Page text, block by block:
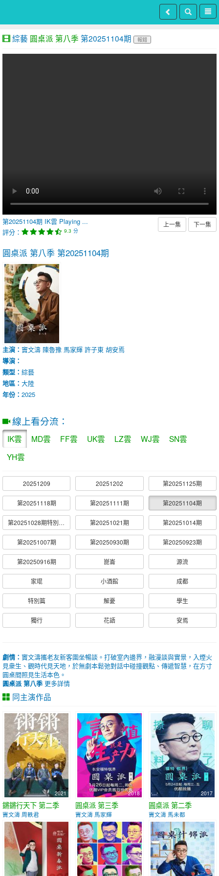
綜藝 圓桌派 第八季 第20251104期 報錯
第20251104期 IK雲 Playing ...
評分：
9.3 分
上一集 下一集
圓桌派 第八季 第20251104期
主演： 竇文濤 陳魯豫 馬家輝 許子東 胡安焉
導演：
類型： 綜藝
地區： 大陸
年份： 2025
線上看分流：
IK雲 MD雲 FF雲 UK雲 LZ雲 WJ雲
SN雲
YH雲
20251209 20251202 第20251125期
第20251118期 第20251111期 第20251104期
第20251028期特別篇圓桌見地分享會 第20251021期 第20251014期
第20251007期 第20250930期 第20250923期
第20250916期 崑崙 源流
家琨 小酒館 成都
特別篇 解憂 學生
獨行 花語 安焉
劇情： 竇文濤攜老友新客圍坐暢談。打破室內邊界，融漫談與實景，入煙火
見衆生、觀時代見天地，於無劇本鬆弛對話中碰撞觀點、傳遞智慧，在方寸
圓桌間照見生活本色。
圓桌派 第八季 更多詳情
同主演作品
2021
鏘鏘行天下 第二季
竇文濤 周軼君
2018
圓桌派 第三季
竇文濤 馬家輝
2017
圓桌派 第二季
竇文濤 馬未都